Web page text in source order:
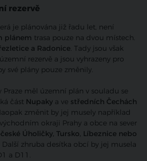
rezervě
je plánována již řadu let, není
plánem trasa pouze na dvou místech.
a Radonice. Tady jsou však
rezervě a jsou vyhrazeny pro
své plány pouze změnily.
Praze měl územní plán v souladu se
část Nupaky a ve středních Čechách
změnit by jej musely například
okraji Prahy a obce na sever
Úholičky, Tursko, Líbeznice nebo
Další zhruba desítka obcí by jej musela
a D11.